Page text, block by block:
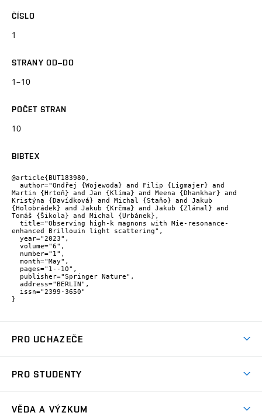
ČÍSLO
1
STRANY OD–DO
1–10
POČET STRAN
10
BIBTEX
@article{BUT183980,
Martin {Hrtoň} and Jan {Klíma} and Meena {Dhankhar} and
Kristýna {Davídková} and Michal {Staňo} and Jakub
{Holobrádek} and Jakub {Krčma} and Jakub {Zlámal} and
Tomáš {Šikola} and Michal {Urbánek},
enhanced Brillouin light scattering",
}
PRO UCHAZEČE
Ambasadoři studia
PRO STUDENTY
VĚDA A VÝZKUM